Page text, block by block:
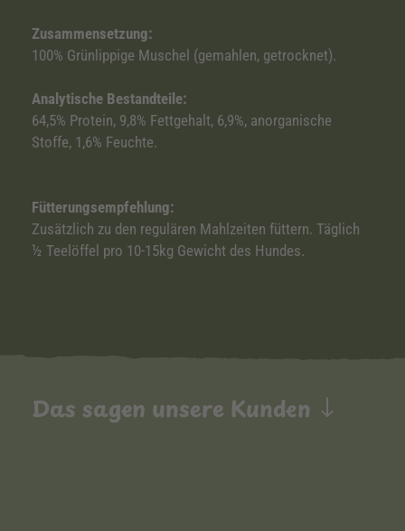
Zusammensetzung:
100% Grünlippige Muschel (gemahlen, getrocknet).
Analytische Bestandteile:
64,5% Protein, 9,8% Fettgehalt, 6,9%, anorganische
Stoffe, 1,6% Feuchte.
Fütterungsempfehlung:
Zusätzlich zu den regulären Mahlzeiten füttern. Täglich
½ Teelöffel pro 10-15kg Gewicht des Hundes.
Das sagen unsere Kunden